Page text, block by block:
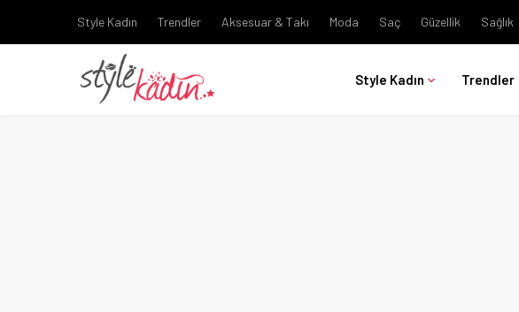
Style Kadın Trendler Aksesuar & Takı Moda Saç Güzellik Sağlık
Style Kadın Trendler